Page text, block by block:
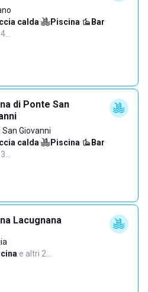
calda· Piscina· Bar·
di Ponte San
San Giovanni
calda· Piscina· Bar·
Lacugnana
·e altri 2…